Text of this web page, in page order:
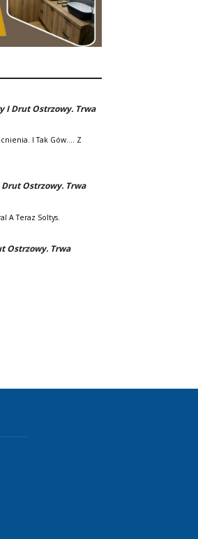
I Drut Ostrzowy. Trwa
I Tak Gów.... Z
Drut Ostrzowy. Trwa
A Teraz Soltys.
Ostrzowy. Trwa